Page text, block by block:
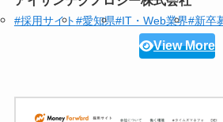
#採用サイト#愛知県#IT・Web業界#新卒
View More